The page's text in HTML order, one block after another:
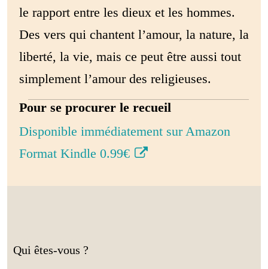
le rapport entre les dieux et les hommes.
Des vers qui chantent l’amour, la nature, la
liberté, la vie, mais ce peut être aussi tout
simplement l’amour des religieuses.
Pour se procurer le recueil
Disponible immédiatement sur Amazon
Format Kindle 0.99€
Qui êtes-vous ?